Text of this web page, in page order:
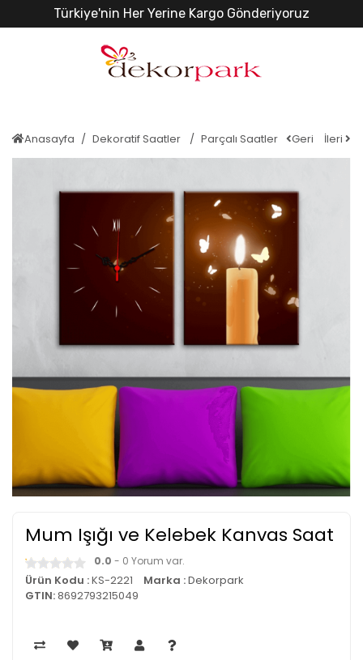
Türkiye'nin Her Yerine Kargo Gönderiyoruz
Anasayfa Dekoratif Saatler Parçalı Saatler Geri İleri
Mum Işığı ve Kelebek Kanvas Saat
0.0 - 0 Yorum var.
Ürün Kodu :KS-2221 Marka :Dekorpark
GTIN:8692793215049